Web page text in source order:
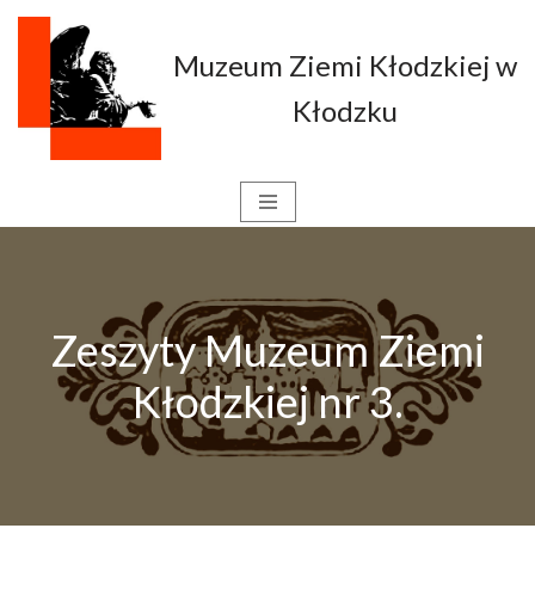
Przejdź
treści
Muzeum Ziemi Kłodzkiej w
Kłodzku
Zeszyty Muzeum Ziemi
Kłodzkiej nr 3.